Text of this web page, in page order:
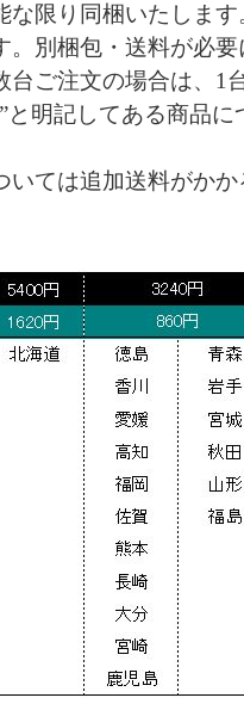
な限り同梱いたしま
。別梱包・送料が必
台ご注文の場合は、1
明記してある商品
いては追加送料がか